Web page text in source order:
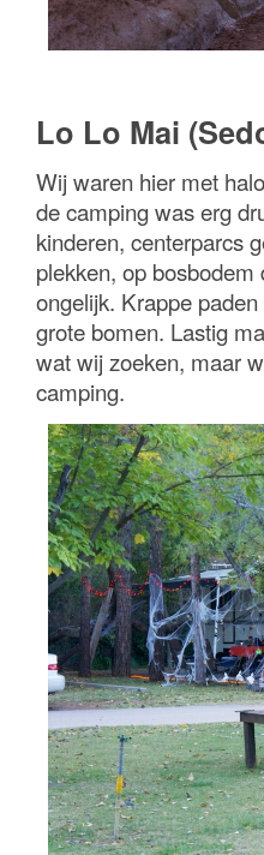
Lo Lo Mai
Wij waren hier met
de camping was erg
kinderen, centerparcs
plekken, op bosbodem
ongelijk. Krappe
grote bomen. Lastig
wat wij zoeken, maar
camping.